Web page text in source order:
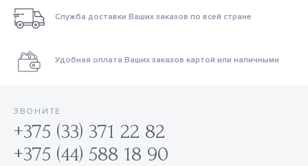
Служба доставки Ваших заказов по всей стране
Удобная оплата Ваших заказов картой или наличными
ЗВОНИТЕ
+375 (33) 371 22 82
+375 (44) 588 18 90